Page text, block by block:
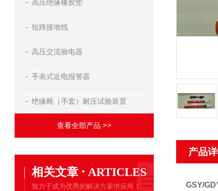
高压绝缘橡胶垫
短路接地线
高压交流验电器
手表式近电报警器
绝缘靴（手套）耐压试验装置
查看全部产品 >>
相关文章 · ARTICLES
致力于成为优秀的解决方案供应商！
产品
GSY/